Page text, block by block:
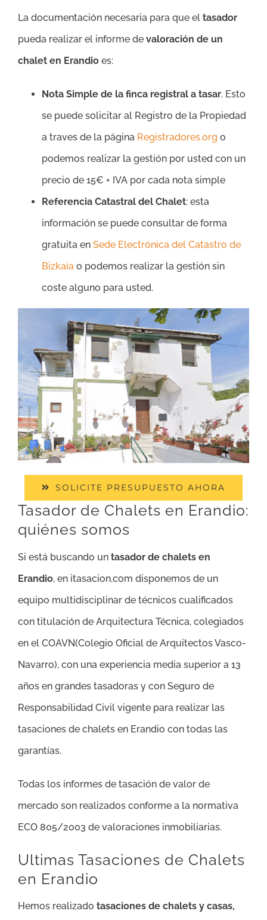
La documentación necesaria para que el tasador
pueda realizar el informe de valoración de un
chalet en Erandio es:
Nota Simple de la finca registral a tasar. Esto
se puede solicitar al Registro de la Propiedad
a traves de la página Registradores.org o
podemos realizar la gestión por usted con un
precio de 15€ + IVA por cada nota simple
Referencia Catastral del Chalet: esta
información se puede consultar de forma
gratuita en Sede Electrónica del Catastro de
Bizkaia o podemos realizar la gestión sin
coste alguno para usted.
SOLICITE PRESUPUESTO AHORA
Tasador de Chalets en Erandio:
quiénes somos
Si está buscando un tasador de chalets en
Erandio, en itasacion.com disponemos de un
equipo multidisciplinar de técnicos cualificados
con titulación de Arquitectura Técnica, colegiados
en el COAVN(Colegio Oficial de Arquitectos Vasco-
Navarro), con una experiencia media superior a 13
años en grandes tasadoras y con Seguro de
Responsabilidad Civil vigente para realizar las
tasaciones de chalets en Erandio con todas las
garantías.
Todas los informes de tasación de valor de
mercado son realizados conforme a la normativa
ECO 805/2003 de valoraciones inmobiliarias.
Ultimas Tasaciones de Chalets
en Erandio
Hemos realizado tasaciones de chalets y casas,